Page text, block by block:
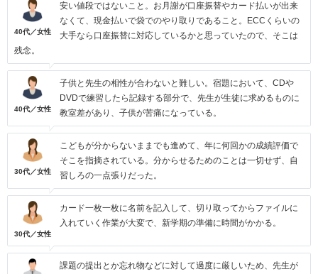
40代／女性
安い値段ではないこと。お月謝が口座振替やカード払いが出来
なくて、現金払いで袋でのやり取りであること。ECCくらいの
大手なら口座振替に対応しているかと思っていたので、そこは
残念。
40代／女性
子供と先生の相性が合わないと難しい。宿題において、CDや
DVDで練習したら記録する部分で、先生が生徒に求めるものに
教室差があり、子供が苦痛になっている。
30代／女性
こどもが分からないままでも進めて、年に何回かの成績評価で
そこを指摘されている。分からせるためのことは一切せず、自
習しろの一点張りだった。
30代／女性
カード一枚一枚に名前を記入して、切り取ってからファイルに
入れていく作業が大変で、新学期の準備に時間がかかる。
課題の提出とか忘れ物などに対して過度に厳しいため、先生が